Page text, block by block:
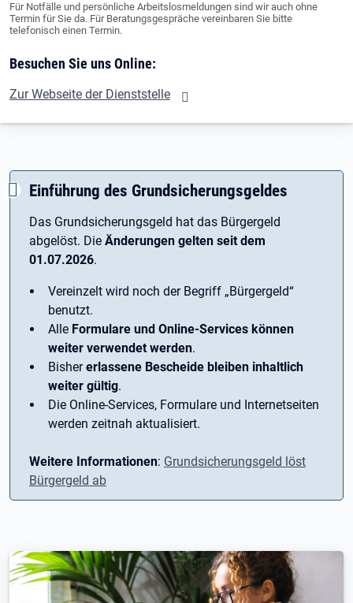
Für Notfälle und persönliche Arbeitslosmeldungen sind wir auch ohne
Termin für Sie da. Für Beratungsgespräche vereinbaren Sie bitte
telefonisch einen Termin.
Besuchen Sie uns Online:
Zur Webseite der Dienststelle
Einführung des Grundsicherungsgeldes
Das Grundsicherungsgeld hat das Bürgergeld
abgelöst. Die Änderungen gelten seit dem
01.07.2026.
Vereinzelt wird noch der Begriff ­„Bürgergeld“
benutzt.
Alle Formulare und Online-Services können
weiter verwendet werden.
Bishererlassene Bescheide bleiben inhaltlich
weiter gültig.
Die Online-Services, Formulare und Internetseiten
werden zeitnah aktualisiert.
Weitere Informationen: Grundsicherungsgeld löst
Bürgergeld ab